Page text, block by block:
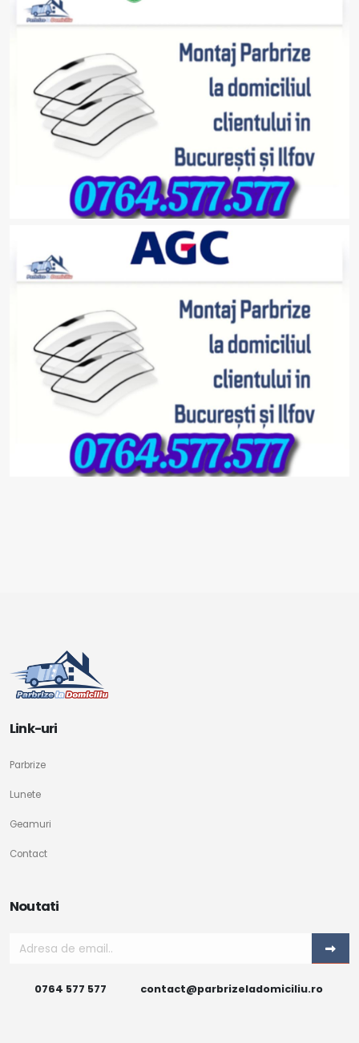
Link-uri
Parbrize
Lunete
Geamuri
Contact
Noutati
0764 577 577 contact@parbrizeladomiciliu.ro